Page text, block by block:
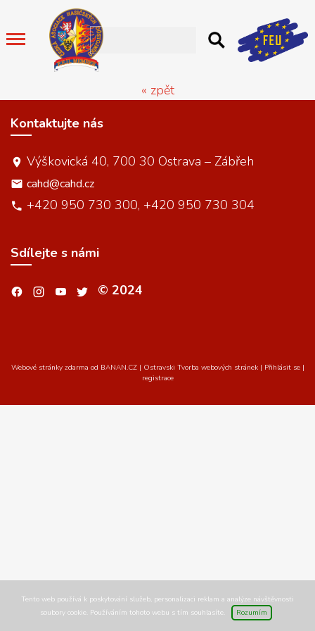
« zpět
Kontaktujte nás
Výškovická 40, 700 30 Ostrava – Zábřeh
cahd@cahd.cz
+420 950 730 300, +420 950 730 304
Sdílejte s námi
© 2024
Webové stránky zdarma od BANAN.CZ| Ostravski Tvorba webových stránek | Přihlásit se |
registrace
Tento web používá k poskytování služeb, personalizaci reklam a analýze návštěvnosti
soubory cookie. Používáním tohoto webu s tím souhlasíte.
Rozumím